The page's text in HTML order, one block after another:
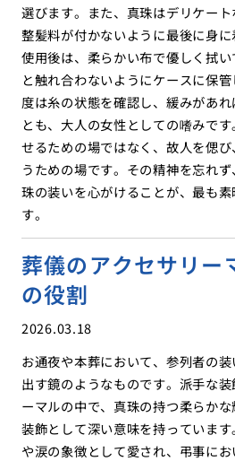
選びます。また、真珠はデリケー
整髪料が付かないように最後に身に
使用後は、柔らかい布で優しく拭
と触れ合わないようにケースに保
度は糸の状態を確認し、緩みがあ
とも、大人の女性としての嗜みで
せるための場ではなく、故人を偲
うための場です。その精神を忘れ
珠の装いを心がけることが、最も
す。
葬儀のアクセサリー
の役割
2026.03.18
お通夜や本葬において、参列者の
出す鏡のようなものです。派手な
ーマルの中で、真珠の持つ柔らか
装飾として深い意味を持っていま
や涙の象徴として愛され、弔事に